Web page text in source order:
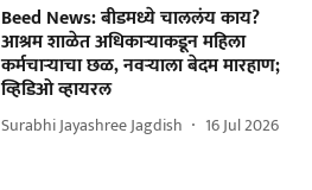
Beed News: बीडमध्ये चाललंय काय?
आश्रम शाळेत अधिकाऱ्याकडून महिला
कर्मचाऱ्याचा छळ, नवऱ्याला बेदम मारहाण;
व्हिडिओ व्हायरल
Surabhi Jayashree Jagdish 16 Jul 2026